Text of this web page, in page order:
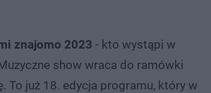
znajomo 2023 - kto wystąpi w
show wraca do ramówki
To już 18. edycja programu, który w